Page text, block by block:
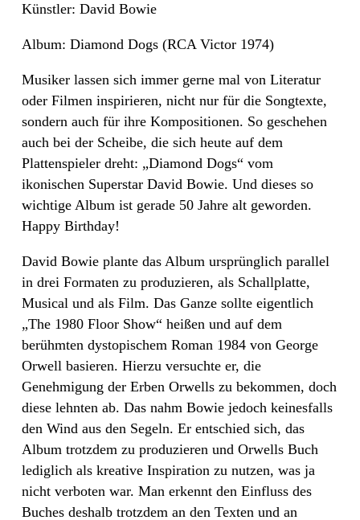
Künstler: David Bowie
Album: Diamond Dogs (RCA Victor 1974)
Musiker lassen sich immer gerne mal von Literatur
oder Filmen inspirieren, nicht nur für die Songtexte,
sondern auch für ihre Kompositionen. So geschehen
auch bei der Scheibe, die sich heute auf dem
Plattenspieler dreht: „Diamond Dogs“ vom
ikonischen Superstar David Bowie. Und dieses so
wichtige Album ist gerade 50 Jahre alt geworden.
Happy Birthday!
David Bowie plante das Album ursprünglich parallel
in drei Formaten zu produzieren, als Schallplatte,
Musical und als Film. Das Ganze sollte eigentlich
„The 1980 Floor Show“ heißen und auf dem
berühmten dystopischem Roman 1984 von George
Orwell basieren. Hierzu versuchte er, die
Genehmigung der Erben Orwells zu bekommen, doch
diese lehnten ab. Das nahm Bowie jedoch keinesfalls
den Wind aus den Segeln. Er entschied sich, das
Album trotzdem zu produzieren und Orwells Buch
lediglich als kreative Inspiration zu nutzen, was ja
nicht verboten war. Man erkennt den Einfluss des
Buches deshalb trotzdem an den Texten und an